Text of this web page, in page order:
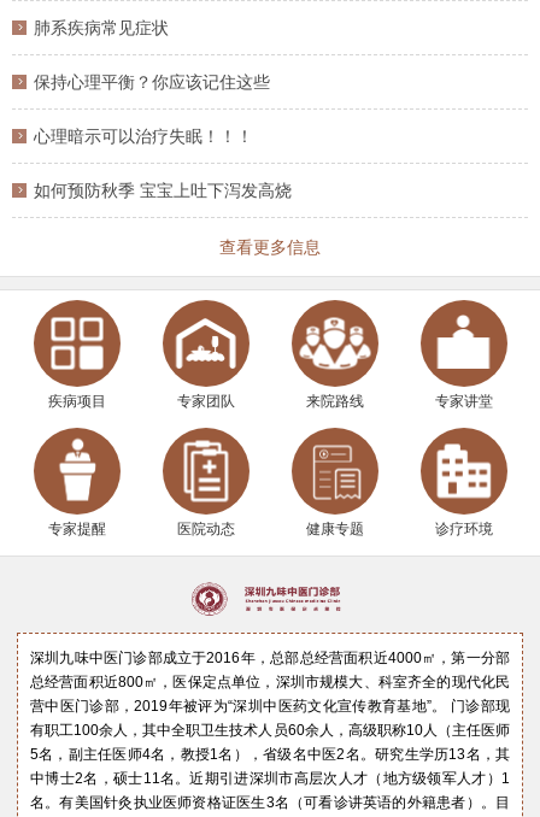
肺系疾病常见症状
保持心理平衡？你应该记住这些
心理暗示可以治疗失眠！！！
如何预防秋季 宝宝上吐下泻发高烧
查看更多信息
疾病项目 专家团队 来院路线 专家讲堂
专家提醒 医院动态 健康专题 诊疗环境
深圳九味中医门诊部成立于2016年，总部总经营面积近4000㎡，第一分部
总经营面积近800㎡，医保定点单位，深圳市规模大、科室齐全的现代化民
营中医门诊部，2019年被评为“深圳中医药文化宣传教育基地”。 门诊部现
有职工100余人，其中全职卫生技术人员60余人，高级职称10人（主任医师
5名，副主任医师4名，教授1名），省级名中医2名。研究生学历13名，其
中博士2名，硕士11名。近期引进深圳市高层次人才（地方级领军人才）1
名。有美国针灸执业医师资格证医生3名（可看诊讲英语的外籍患者）。目